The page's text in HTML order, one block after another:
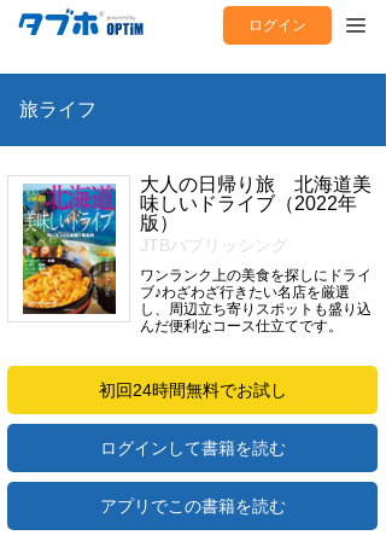
ログイン
旅ライフ
大人の日帰り旅 北海道美
味しいドライブ（2022年
版）
JTBパブリッシング
ワンランク上の美食を探しにドライ
ブ♪わざわざ行きたい名店を厳選
し、周辺立ち寄りスポットも盛り込
んだ便利なコース仕立てです。
初回24時間無料でお試し
ログインして書籍を読む
アプリでこの書籍を読む